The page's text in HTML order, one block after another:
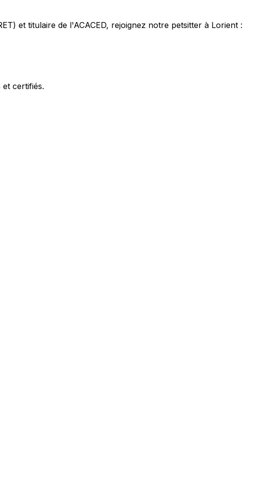
et titulaire de l'ACACED, rejoignez notre petsitter à Lorient :
certifiés.